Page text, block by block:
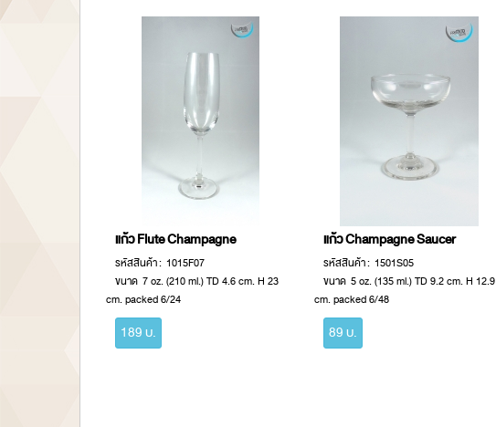
แก้ว Flute Champagne
รหัสสินค้า : 1015F07
ขนาด 7 oz. (210 ml.) TD 4.6 cm. H 23
cm. packed 6/24
189 บ.
แก้ว Champagne Saucer
รหัสสินค้า : 1501S05
ขนาด 5 oz. (135 ml.) TD 9.2 cm. H 12.9
cm. packed 6/48
89 บ.